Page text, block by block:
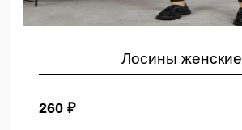
Лосины женские
260 ₽